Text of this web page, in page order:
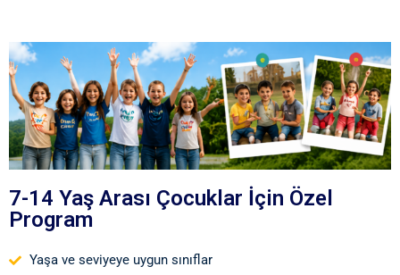
7-14 Yaş Arası Çocuklar İçin Özel
Program
Yaşa ve seviyeye uygun sınıflar